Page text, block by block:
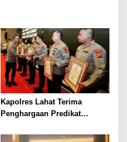
Kapolres Lahat Terima
Penghargaan Predikat
Sumsel Tahun 2026